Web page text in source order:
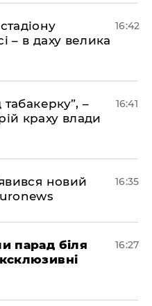
– в даху велика
16:42
табакерку”, –
краху влади
16:41
новий
16:35
парад біля
16:27